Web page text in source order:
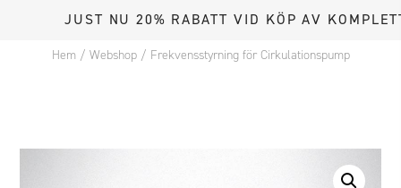
JUST NU 20% RABATT VID KÖP AV KOMPLETT POOL
Hem/ Webshop/ Frekvensstyrning för Cirkulationspump